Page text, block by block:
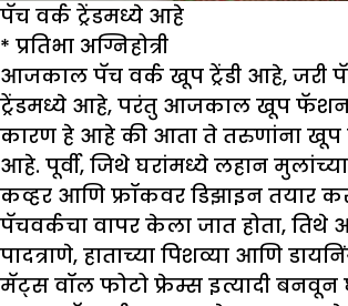
पॅच वर्क ट्रेंडमध्ये आहे
* प्रतिभा अग्निहोत्री
आजकाल पॅच वर्क खूप ट्रेंडी आहे, जरी
ट्रेंडमध्ये आहे, परंतु आजकाल खूप
कारण हे आहे की आता ते तरुणांना
आहे. पूर्वी, जिथे घरांमध्ये लहान
कव्हर आणि फ्रॉकवर डिझाइन तयार
पॅचवर्कचा वापर केला जात होता, तिथे
पादत्राणे, हाताच्या पिशव्या आणि
मॅट्स वॉल फोटो फ्रेम्स इत्यादी बनवून